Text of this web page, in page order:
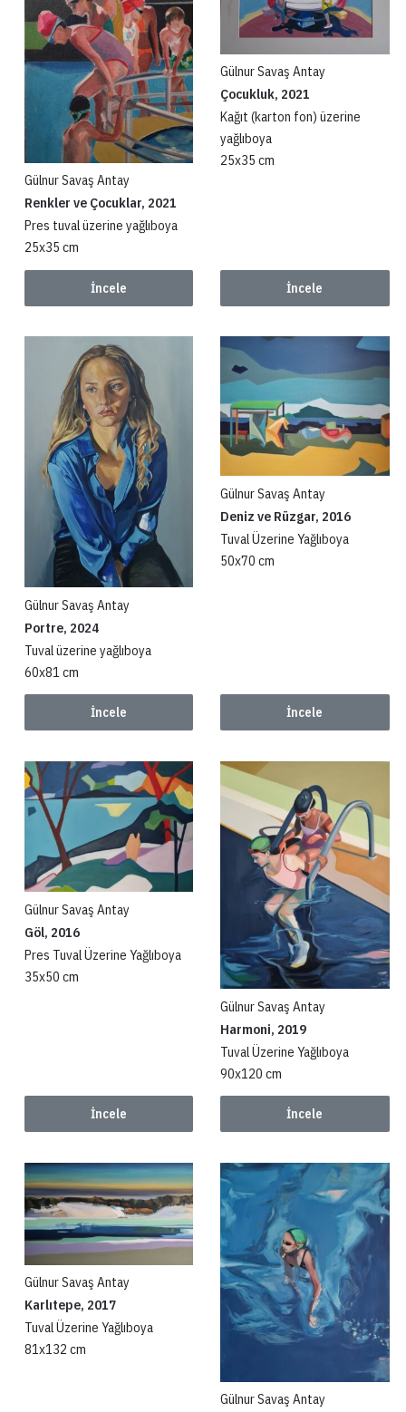
Gülnur Savaş Antay
Renkler ve Çocuklar, 2021
Pres tuval üzerine yağlıboya
25x35 cm
İncele
Gülnur Savaş Antay
Çocukluk, 2021
Kağıt (karton fon) üzerine
yağlıboya
25x35 cm
İncele
Gülnur Savaş Antay
Portre, 2024
Tuval üzerine yağlıboya
60x81 cm
İncele
Gülnur Savaş Antay
Deniz ve Rüzgar, 2016
Tuval Üzerine Yağlıboya
50x70 cm
İncele
Gülnur Savaş Antay
Göl, 2016
Pres Tuval Üzerine Yağlıboya
35x50 cm
İncele
Gülnur Savaş Antay
Harmoni, 2019
Tuval Üzerine Yağlıboya
90x120 cm
İncele
Gülnur Savaş Antay
Karlıtepe, 2017
Tuval Üzerine Yağlıboya
81x132 cm
Gülnur Savaş Antay